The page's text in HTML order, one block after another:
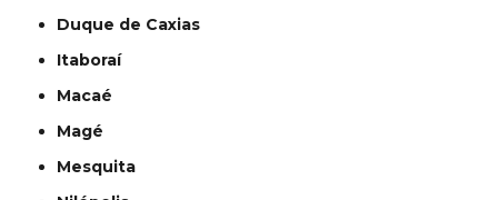
Duque de Caxias
Itaboraí
Macaé
Magé
Mesquita